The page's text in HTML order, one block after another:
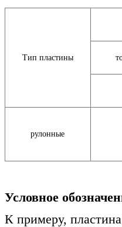
Тип пластины
рулонные
Условное
К примеру,